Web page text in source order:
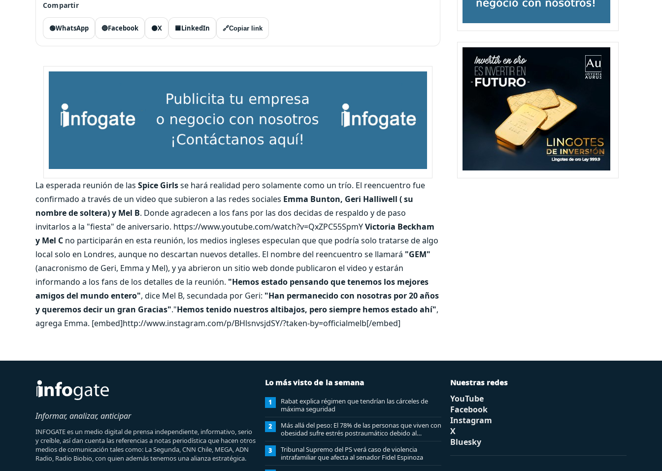
Compartir
🟢WhatsApp 🔵Facebook ⚫X 🟦LinkedIn 🔗Copiar link
La esperada reunión de las Spice Girlsse hará realidad pero solamente como un trío. El reencuentro fue
confirmado a través de un video que subieron a las redes sociales Emma Bunton, Geri Halliwell ( su
nombre de soltera) y Mel B. Donde agradecen a los fans por las dos decidas de respaldo y de paso
invitarlos a la "fiesta" de aniversario. https://www.youtube.com/watch?v=QxZPC55SpmYVictoria Beckham
y Mel C no participarán en esta reunión, los medios ingleses especulan que que podría solo tratarse de algo
local solo en Londres, aunque no descartan nuevos detalles. El nombre del reencuentro se llamará "GEM"
(anacronismo de Geri, Emma y Mel), y ya abrieron un sitio web donde publicaron el video y estarán
informando a los fans de los detalles de la reunión. "Hemos estado pensando que tenemos los mejores
amigos del mundo entero", dice Mel B, secundada por Geri: "Han permanecido con nosotras por 20 años
y queremos decir un gran Gracias"."Hemos tenido nuestros altibajos, pero siempre hemos estado ahí",
agrega Emma. [embed]http://www.instagram.com/p/BHlsnvsjdSY/?taken-by=officialmelb[/embed]
Informar, analizar, anticipar
INFOGATE es un medio digital de prensa independiente, informativo, serio
y creíble, así dan cuenta las referencias a notas periodística que hacen otros
medios de comunicación tales como: La Segunda, CNN Chile, MEGA, ADN
Radio, Radio Biobio, con quien además tenemos una alianza estratégica.
Lo más visto de la semana
1
Rabat explica régimen que tendrían las cárceles de
máxima seguridad
2
Más allá del peso: El 78% de las personas que viven con
obesidad sufre estrés postraumático debido al
estigma
3
Tribunal Supremo del PS verá caso de violencia
intrafamiliar que afecta al senador Fidel Espinoza
Nuestras redes
YouTube
Facebook
Instagram
X
Bluesky